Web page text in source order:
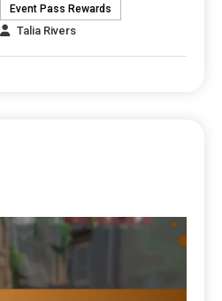
Event Pass Rewards
Talia Rivers